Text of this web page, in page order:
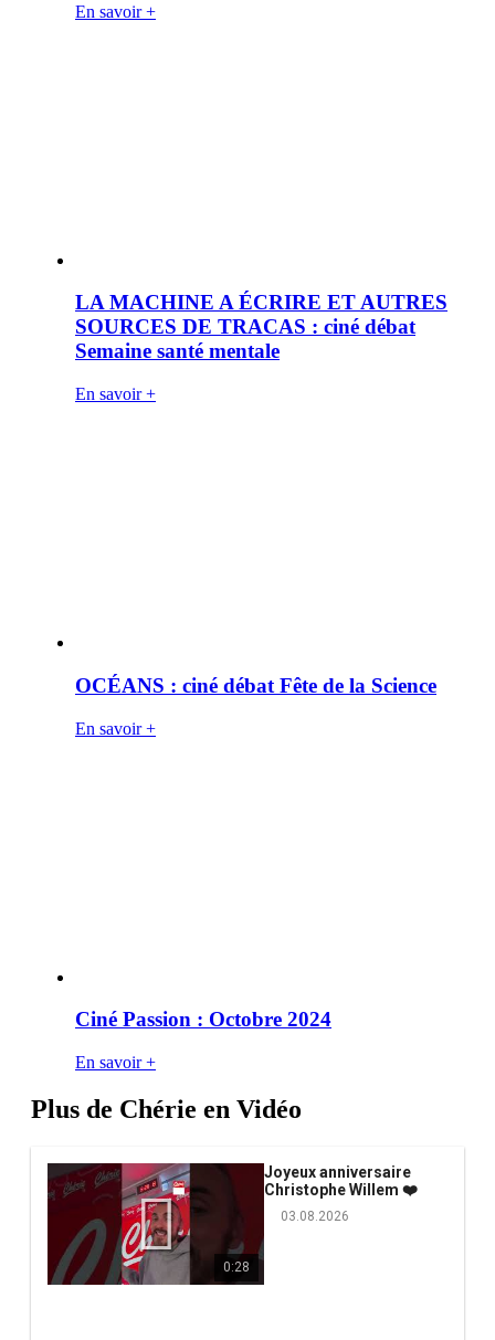
En savoir +
LA MACHINE A ÉCRIRE ET AUTRES
SOURCES DE TRACAS : ciné débat
Semaine santé mentale
En savoir +
OCÉANS : ciné débat Fête de la Science
En savoir +
Ciné Passion : Octobre 2024
En savoir +
Plus de Chérie en Vidéo
0:28
Joyeux anniversaire
Christophe Willem ❤️
03.08.2026